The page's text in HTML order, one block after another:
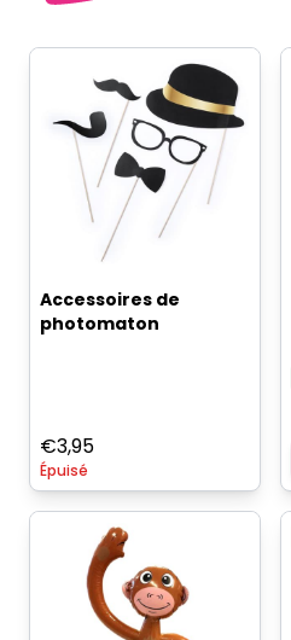
Accessoires de
photomaton
€3,95
Épuisé